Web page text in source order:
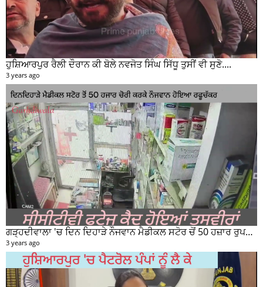
ਹੁਸ਼ਿਆਰਪੁਰ ਰੈਲੀ ਦੌਰਾਨ ਕੀ ਬੋਲੇ ਨਵਜੋਤ ਸਿੰਘ ਸਿੱਧੂ ਤੁਸੀਂ ਵੀ ਸੁਣੋ....
3 years ago
ਗੜ੍ਹਦੀਵਾਲਾ 'ਚ ਦਿਨ ਦਿਹਾੜੇ ਨੌਜਵਾਨ ਮੈਡੀਕਲ ਸਟੋਰ ਚੋਂ 50 ਹਜ਼ਾਰ ਰੁਪਏ ਦੀ ਨਕਦੀ ਚੋਰੀ ਕਰਕੇ ਹੋਇਆ ਰਫੂਚੱਕਰ
3 years ago